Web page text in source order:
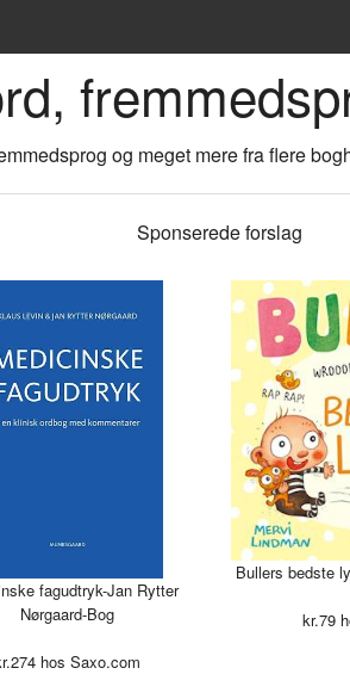
og meget mere fra flere
Sponserede forslag
fagudtryk-Jan Rytter
Nørgaard-Bog
274 hos Saxo.com
Bullers bedste
kr.79